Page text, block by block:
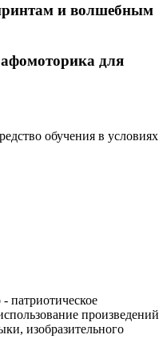
и волшебным
для
обучения в условиях
патриотическое
произведений
изобразительного